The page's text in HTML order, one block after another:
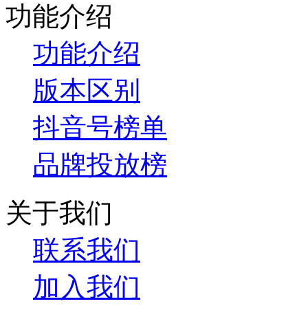
功能介绍
功能介绍
版本区别
抖音号榜单
品牌投放榜
关于我们
联系我们
加入我们